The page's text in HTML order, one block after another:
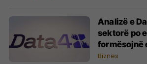
Analizë e
sektorë po e
formësojnë
e Kosovës?
Biznes